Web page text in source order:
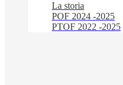
La storia
POF 2024 -2025
PTOF 2022 -2025